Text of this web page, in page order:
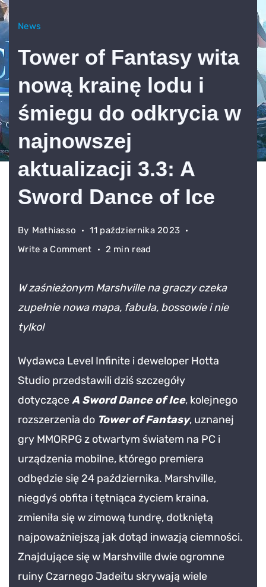
News
Tower of Fantasy wita
nową krainę lodu i
śmiegu do odkrycia w
najnowszej
aktualizacji 3.3: A
Sword Dance of Ice
By Mathiasso
11 października 2023
Write a Commenton
wita
lodu
i
odkrycia
w
najnowszej
aktualizacji
Sword
Dance
of
2 min read
W zaśnieżonym Marshville na graczy czeka
zupełnie nowa mapa, fabuła, bossowie i nie
tylko!
Wydawca Level Infinite i deweloper Hotta
Studio przedstawili dziś szczegóły
dotycząceA Sword Dance of Ice, kolejnego
rozszerzenia do Tower of Fantasy, uznanej
gry MMORPG z otwartym światem na PC i
urządzenia mobilne, którego premiera
odbędzie się 24 października. Marshville,
niegdyś obfita i tętniąca życiem kraina,
zmieniła się w zimową tundrę, dotkniętą
najpoważniejszą jak dotąd inwazją ciemności.
Znajdujące się w Marshville dwie ogromne
ruiny Czarnego Jadeitu skrywają wiele